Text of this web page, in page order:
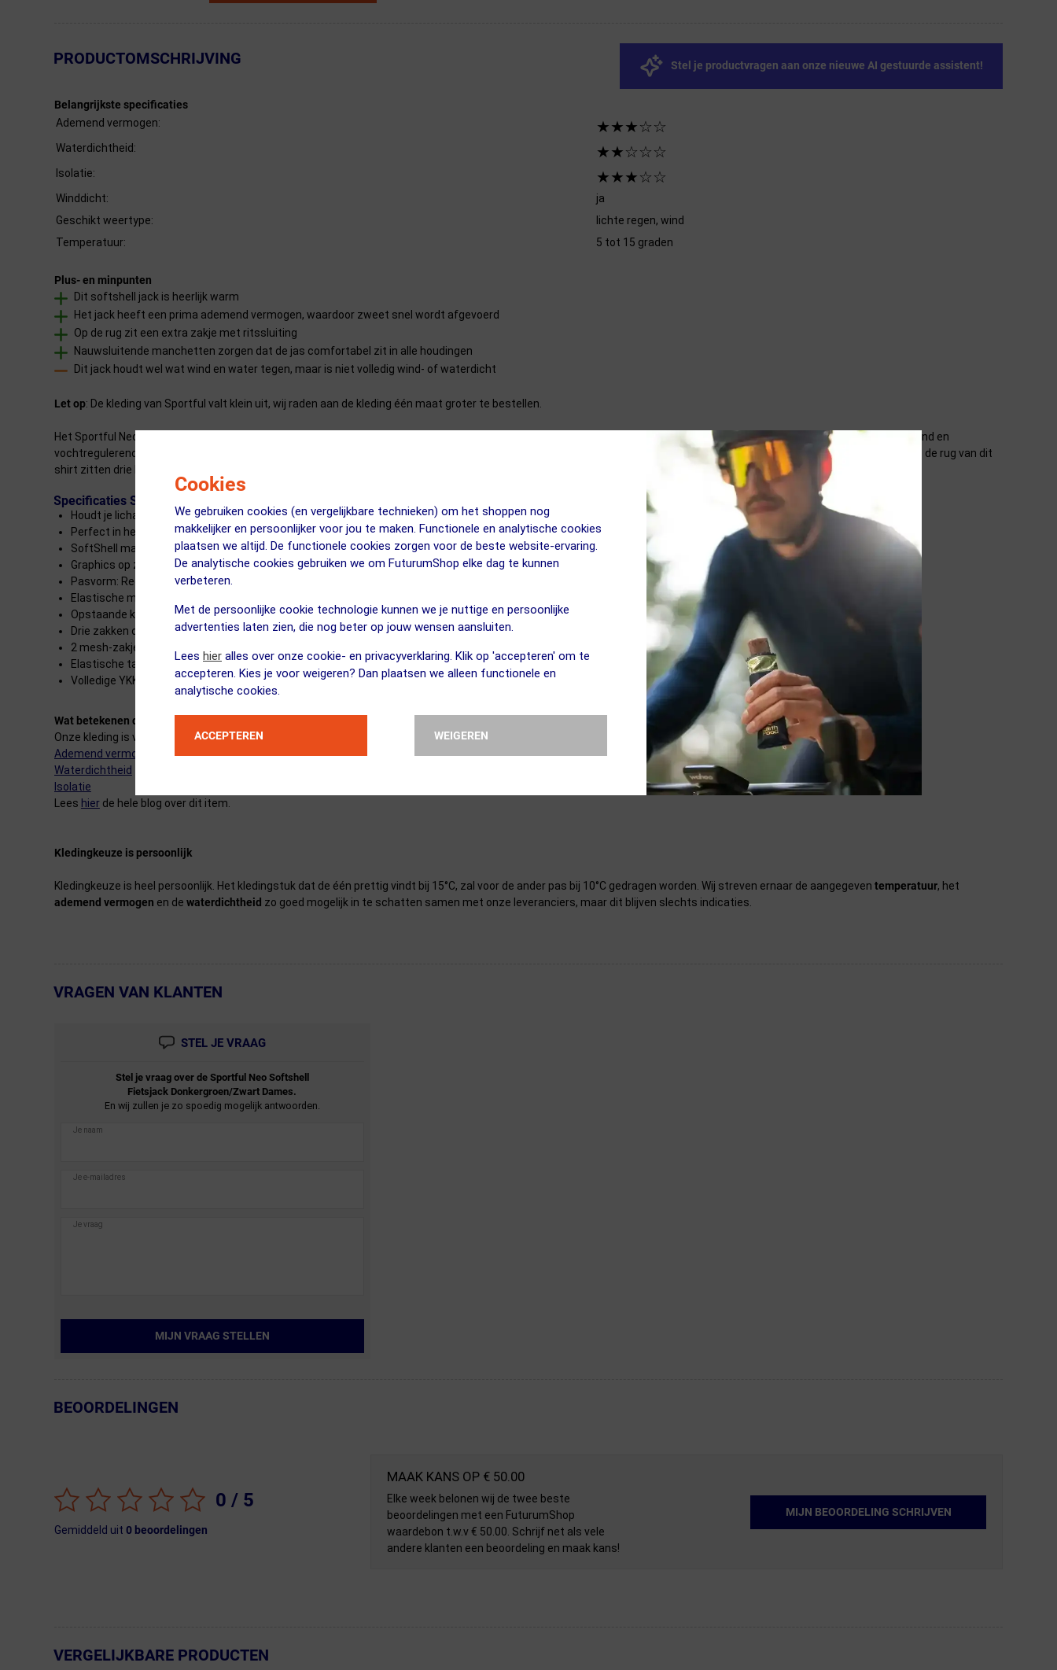
Cookies
We gebruiken cookies (en vergelijkbare technieken) om het shoppen nog
makkelijker en persoonlijker voor jou te maken. Functionele en analytische cookies
plaatsen we altijd. De functionele cookies zorgen voor de beste website-ervaring.
De analytische cookies gebruiken we om FuturumShop elke dag te kunnen
verbeteren.
Met de persoonlijke cookie technologie kunnen we je nuttige en persoonlijke
advertenties laten zien, die nog beter op jouw wensen aansluiten.
Lees hier alles over onze cookie- en privacyverklaring. Klik op 'accepteren' om te
accepteren. Kies je voor weigeren? Dan plaatsen we alleen functionele en
analytische cookies.
ACCEPTEREN WEIGEREN
← Terug naar productnavigatie
PRODUCTOMSCHRIJVING Stel je productvragen aan onze nieuwe AI gestuurde assistent!
Belangrijkste specificaties
Ademend vermogen:
★★★☆☆
Waterdichtheid: ★★☆☆☆
Isolatie: ★★★☆☆
Winddicht:
ja
Geschikt weertype:
lichte regen, wind
Temperatuur:
5 tot 15 graden
Plus- en minpunten
Dit softshell jack is heerlijk warm
Het jack heeft een prima ademend vermogen, waardoor zweet snel wordt afgevoerd
Op de rug zit een extra zakje met ritssluiting
Nauwsluitende manchetten zorgen dat de jas comfortabel zit in alle houdingen
Dit jack houdt wel wat wind en water tegen, maar is niet volledig wind- of waterdicht
Let op: De kleding van Sportful valt klein uit, wij raden aan de kleding één maat groter te bestellen.
Het Sportful Neo Softshell Fietsjack is ideaal wanneer jij gaat fietsen in het voorjaar of op een koele zomerochtend. Dit jack voelt heerlijk zacht aan en heeft een goed ademend en
vochtregulerend vermogen. Hij heeft een hoog opstaande kraag en nauw sluitende manchetten, dit zorgt ervoor dat er geen koude lucht onder het jack komt tijdens je rit. Op de rug van dit
shirt zitten drie handige steekzakken en een klein zakje met ritssluiting.
Specificaties Sportful Neo Softshell Fietsjack Dames
Houdt je lichaam lekker warm
Perfect in het voorjaar of op een koude zomerochtend
SoftShell materiaal gecombineerd met geborsteld polyester
Graphics op zijpanelen
Pasvorm: Regular
Elastische manchetten
Opstaande kraag die mooi om je nek aansluit
Drie zakken op de rug
2 mesh-zakjes aan de zijkanten
Elastische tailleband met siliconen gripper
Volledige YKK ritssluiting
Wat betekenen die sterretjes precies?
Onze kleding is voorzien van een classificatiesysteem met sterretjes. Klik hieronder op de eigenschap om naar de uitleg van dit systeem te gaan.
Ademend vermogen
Waterdichtheid
Isolatie
Lees hierde hele blog over dit item.
Kledingkeuze is persoonlijk
Kledingkeuze is heel persoonlijk. Het kledingstuk dat de één prettig vindt bij 15°C, zal voor de ander pas bij 10°C gedragen worden. Wij streven ernaar de aangegeven temperatuur, het
ademend vermogen en de waterdichtheid zo goed mogelijk in te schatten samen met onze leveranciers, maar dit blijven slechts indicaties.
← Terug naar productnavigatie
VRAGEN VAN KLANTEN
STEL JE VRAAG
Stel je vraag over de Sportful Neo Softshell
Fietsjack Donkergroen/Zwart Dames.
En wij zullen je zo spoedig mogelijk antwoorden.
MIJN VRAAG STELLEN
← Terug naar productnavigatie
BEOORDELINGEN
0 / 5
Gemiddeld uit 0beoordelingen
MAAK KANS OP € 50.00
Elke week belonen wij de twee beste
beoordelingen met een FuturumShop
waardebon t.w.v € 50.00. Schrijf net als vele
andere klanten een beoordeling en maak kans!
MIJN BEOORDELING SCHRIJVEN
← Terug naar productnavigatie
VERGELIJKBARE PRODUCTEN